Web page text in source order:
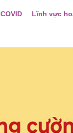
Lĩnh vực